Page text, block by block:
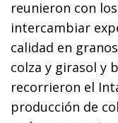
reunieron con
intercambiar
calidad en
colza y girasol y
recorrieron el
producción de